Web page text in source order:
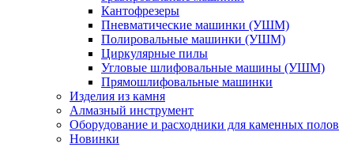
Кантофрезеры
Пневматические машинки (УШМ)
Полировальные машинки (УШМ)
Циркулярные пилы
Угловые шлифовальные машины (УШМ)
Прямошлифовальные машинки
Изделия из камня
Алмазный инструмент
Оборудование и расходники для каменных полов
Новинки